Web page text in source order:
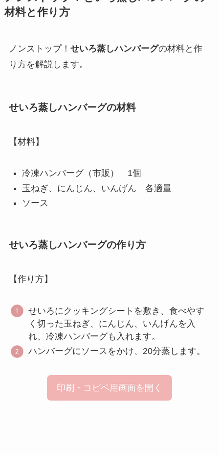
材料と作り方
ノンストップ！ せいろ蒸しハンバーグの材料と作
り方を解説します。
せいろ蒸しハンバーグの材料
【材料】
冷凍ハンバーグ（市販） 1個
玉ねぎ、にんじん、いんげん 各適量
ソース
せいろ蒸しハンバーグの作り方
【作り方】
せいろにクッキングシートを敷き、食べやす
く切った玉ねぎ、にんじん、いんげんを入
れ、冷凍ハンバーグも入れます。
ハンバーグにソースをかけ、20分蒸します。
印刷・コピペ用画面を開く